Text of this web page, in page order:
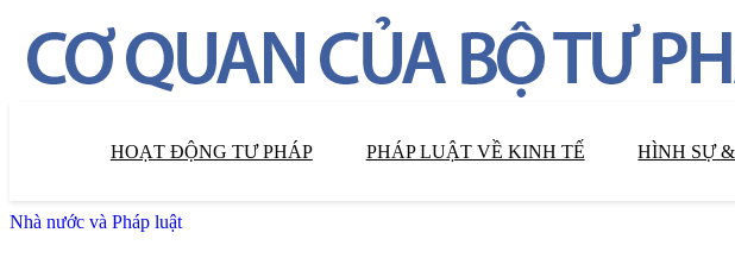
HOẠT ĐỘNG TƯ PHÁP PHÁP LUẬT VỀ KINH TẾ HÌNH SỰ
Nhà nước và Pháp luật